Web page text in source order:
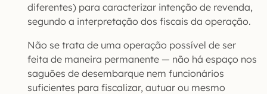
diferentes) para caracterizar intenção de revenda,
segundo a interpretação dos fiscais da operação.
Não se trata de uma operação possível de ser
feita de maneira permanente — não há espaço nos
saguões de desembarque nem funcionários
suficientes para fiscalizar, autuar ou mesmo